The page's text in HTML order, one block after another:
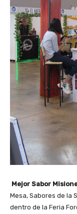
Mejor Sabor
Mesa, Sabores de la
dentro de la Feria